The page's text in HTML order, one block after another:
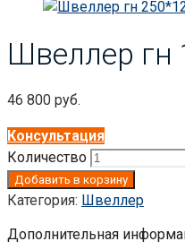
Швеллер гн
46 800 руб.
Консультация
Количество
Добавить в корзину
Категория: Швеллер
Дополнительная